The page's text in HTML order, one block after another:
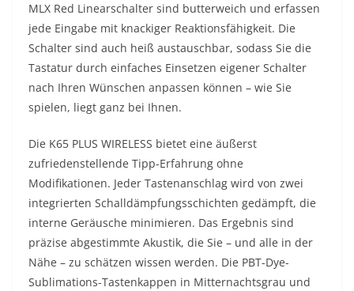
MLX Red Linearschalter sind butterweich und erfassen
jede Eingabe mit knackiger Reaktionsfähigkeit. Die
Schalter sind auch heiß austauschbar, sodass Sie die
Tastatur durch einfaches Einsetzen eigener Schalter
nach Ihren Wünschen anpassen können – wie Sie
spielen, liegt ganz bei Ihnen.
Die K65 PLUS WIRELESS bietet eine äußerst
zufriedenstellende Tipp-Erfahrung ohne
Modifikationen. Jeder Tastenanschlag wird von zwei
integrierten Schalldämpfungsschichten gedämpft, die
interne Geräusche minimieren. Das Ergebnis sind
präzise abgestimmte Akustik, die Sie – und alle in der
Nähe – zu schätzen wissen werden. Die PBT-Dye-
Sublimations-Tastenkappen in Mitternachtsgrau und